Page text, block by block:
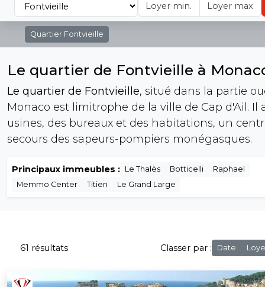
Quartier Fontvieille
Le quartier de Fontvieille à
Le quartier de Fontvieille, situé dans la partie
Monaco est limitrophe de la ville de Cap d'Ail. Il
usines, des bureaux et des habitations, un
secours des sapeurs-pompiers monégasques.
Principaux immeubles : Le Thalès Botticelli
Raphael
Memmo Center
Titien Le Grand Large
61 résultats Classer par : Date